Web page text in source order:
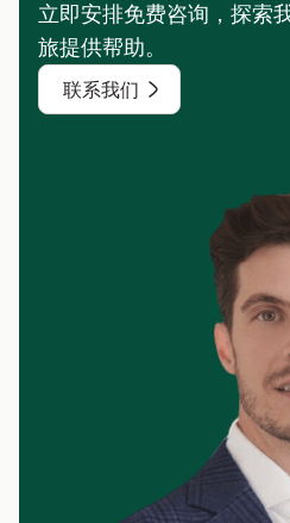
立即安排免费咨询，探索
旅提供帮助。
联系我们